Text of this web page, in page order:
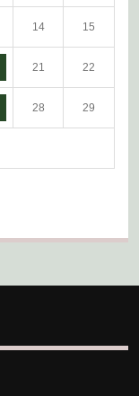
14 15
21 22
28 29